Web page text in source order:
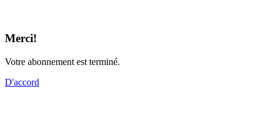
Merci!
Votre abonnement est terminé.
D'accord